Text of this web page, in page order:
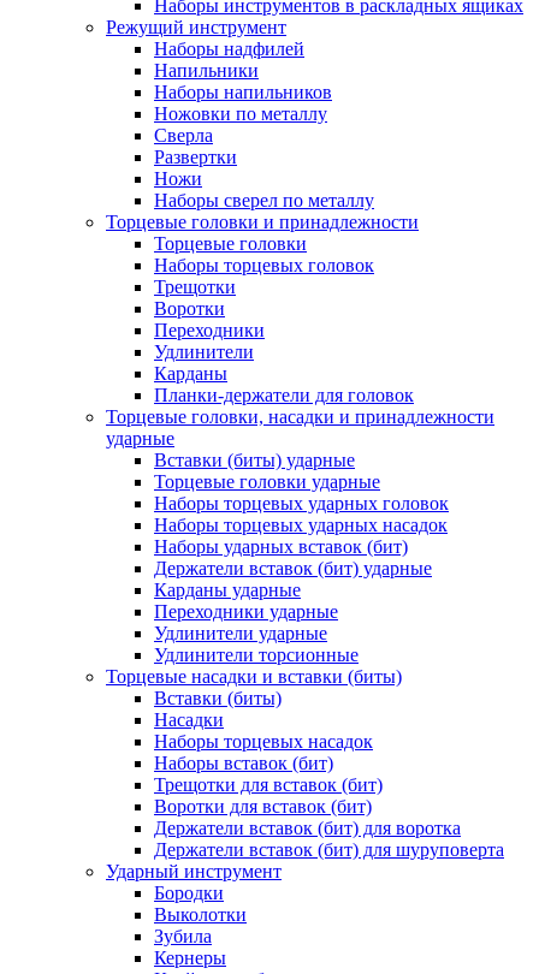
Наборы инструментов в раскладных ящиках
Режущий инструмент
Наборы надфилей
Напильники
Наборы напильников
Ножовки по металлу
Сверла
Развертки
Ножи
Наборы сверел по металлу
Торцевые головки и принадлежности
Торцевые головки
Наборы торцевых головок
Трещотки
Воротки
Переходники
Удлинители
Карданы
Планки-держатели для головок
Торцевые головки, насадки и принадлежности
ударные
Вставки (биты) ударные
Торцевые головки ударные
Наборы торцевых ударных головок
Наборы торцевых ударных насадок
Наборы ударных вставок (бит)
Держатели вставок (бит) ударные
Карданы ударные
Переходники ударные
Удлинители ударные
Удлинители торсионные
Торцевые насадки и вставки (биты)
Вставки (биты)
Насадки
Наборы торцевых насадок
Наборы вставок (бит)
Трещотки для вставок (бит)
Воротки для вставок (бит)
Держатели вставок (бит) для воротка
Держатели вставок (бит) для шуруповерта
Ударный инструмент
Бородки
Выколотки
Зубила
Кернеры